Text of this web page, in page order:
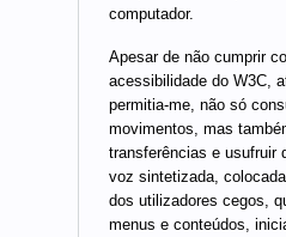
computador.
Apesar de não cumprir
acessibilidade do W3C,
permitia-me, não só
movimentos, mas
transferências e usufruir
voz sintetizada,
dos utilizadores cegos,
menus e conteúdos,